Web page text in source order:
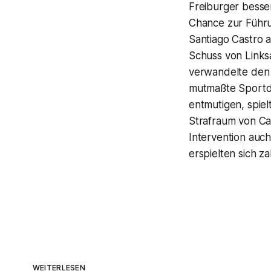
Freiburger
Chance zur
Santiago Castro
Schuss von
verwandelte den
mutmaßte
entmutigen,
Strafraum von
Intervention
erspielten sich
WEITERLESEN